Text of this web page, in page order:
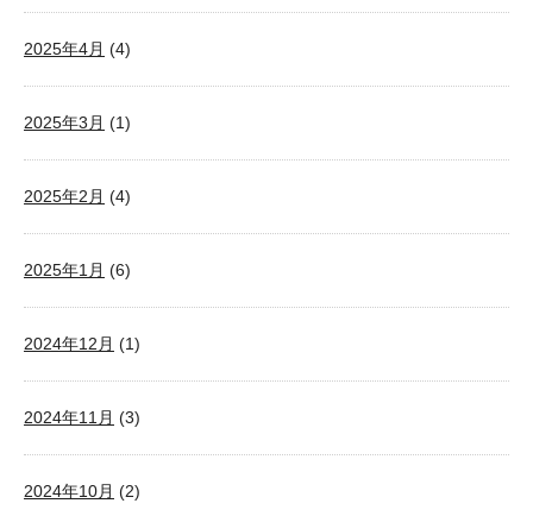
2025年4月 (4)
2025年3月 (1)
2025年2月 (4)
2025年1月 (6)
2024年12月 (1)
2024年11月 (3)
2024年10月 (2)